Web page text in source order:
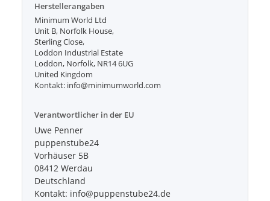
Herstellerangaben
Minimum World Ltd
Unit B, Norfolk House,
Sterling Close,
Loddon Industrial Estate
Loddon, Norfolk, NR14 6UG
United Kingdom
Kontakt: info@minimumworld.com
Verantwortlicher in der EU
Uwe Penner
puppenstube24
Vorhäuser 5B
08412 Werdau
Deutschland
Kontakt: info@puppenstube24.de